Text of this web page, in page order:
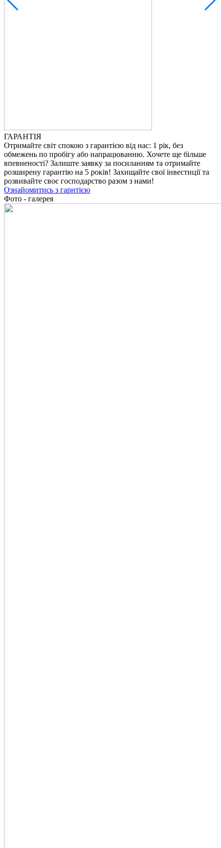
ГАРАНТІЯ
Отримайте світ спокою з гарантією від нас: 1 рік, без
обмежень по пробігу або напрацюванню. Хочете ще більше
впевненості? Залиште заявку за посиланням та отримайте
розширену гарантію на 5 років! Захищайте свої інвестиції та
розвивайте своє господарство разом з нами!
Ознайомитись з гарнтією
Фото - галерея